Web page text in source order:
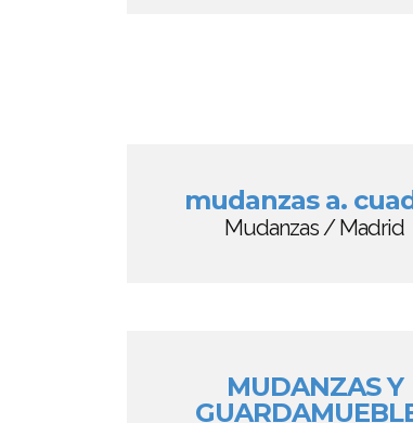
mudanzas a.
Mudanzas / Madrid
MUDANZAS Y